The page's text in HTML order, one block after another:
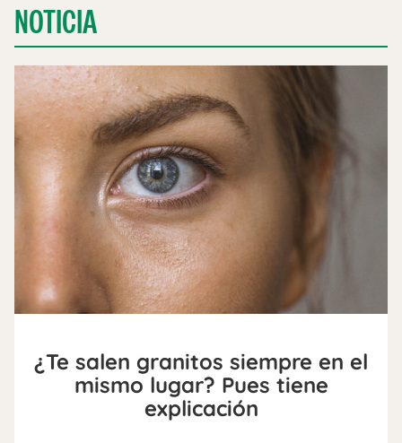
NOTICIA
¿Te salen granitos siempre en el
mismo lugar? Pues tiene
explicación